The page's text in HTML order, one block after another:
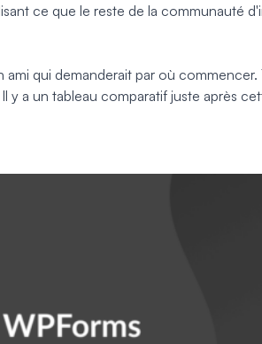
ce que le reste de la communauté
ami qui demanderait par où
y a un tableau comparatif juste après